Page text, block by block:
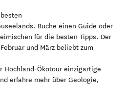
Buche einen Guide oder
für die besten Tipps. Der
und März beliebt zum
Hochland-Ökotour einzigartige
erfahre mehr über Geologie,